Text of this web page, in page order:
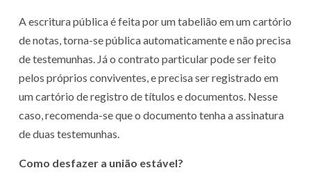
A escritura pública é feita por um tabelião em um cartório
de notas, torna-se pública automaticamente e não precisa
de testemunhas. Já o contrato particular pode ser feito
pelos próprios conviventes, e precisa ser registrado em
um cartório de registro de títulos e documentos. Nesse
caso, recomenda-se que o documento tenha a assinatura
de duas testemunhas.
Como desfazer a união estável?